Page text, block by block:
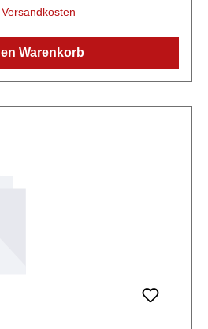
über 2.400
ein enormes Potenzial für
Warenkorb